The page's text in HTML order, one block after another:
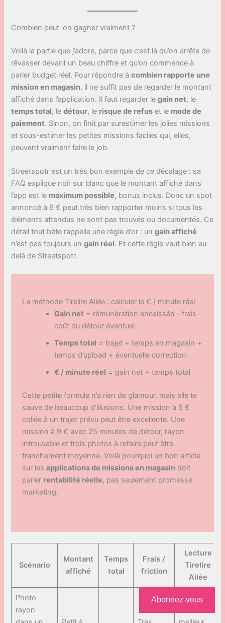
Combien peut-on gagner vraiment ?
Voilà la partie que j’adore, parce que c’est là qu’on arrête de
rêvasser devant un beau chiffre et qu’on commence à
parler budget réel. Pour répondre àcombien rapporte une
mission en magasin, il ne suffit pas de regarder le montant
affiché dans l’application. Il faut regarder legain net, le
temps total, ledétour, le risque de refus et le mode de
paiement. Sinon, on finit par surestimer les jolies missions
et sous-estimer les petites missions faciles qui, elles,
peuvent vraiment faire le job.
Streetspotr est un très bon exemple de ce décalage : sa
FAQ explique noir sur blanc que le montant affiché dans
l’app est le maximum possible, bonus inclus. Donc un spot
annoncé à 6 € peut très bien rapporter moins si tous les
éléments attendus ne sont pas trouvés ou documentés. Ce
détail tout bête rappelle une règle d’or : ungain affiché
n’est pas toujours ungain réel. Et cette règle vaut bien au-
delà de Streetspotr.
La méthode Tirelire Ailée : calculer le € / minute réel
Gain net = rémunération encaissée – frais –
coût du détour éventuel
Temps total = trajet + temps en magasin +
temps d’upload + éventuelle correction
€ / minute réel = gain net ÷ temps total
Cette petite formule n’a rien de glamour, mais elle te
sauve de beaucoup d’illusions. Une mission à 5 €
collée à un trajet prévu peut être excellente. Une
mission à 9 € avec 25 minutes de détour, rayon
introuvable et trois photos à refaire peut être
franchement moyenne. Voilà pourquoi un bon article
sur lesapplications de missions en magasin doit
parler rentabilité réelle, pas seulement promesse
marketing.
Scénario
Montant
affiché
Temps
total
Frais /
friction
Lecture
Tirelire
Ailée
Photo
rayon
Abonnez-vous